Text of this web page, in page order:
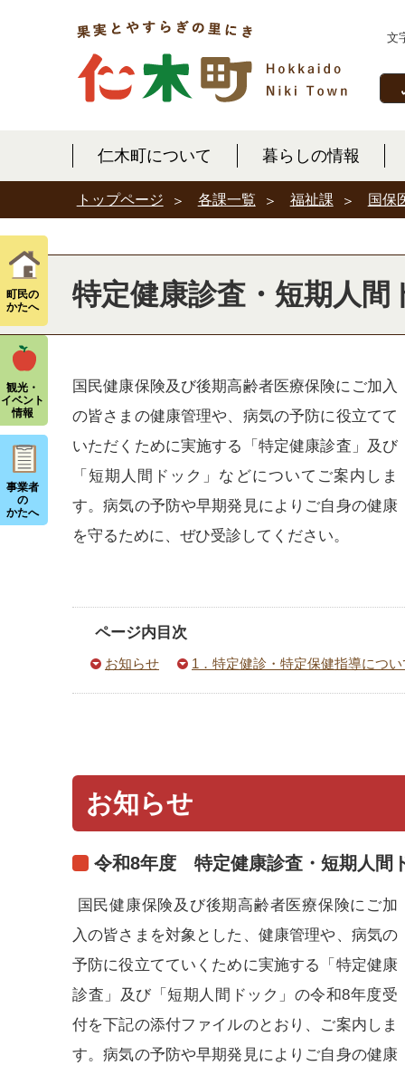
文
町民の
かたへ
観光・
イベント
情報
事業者
の
かたへ
仁木町について 暮らしの情報
トップページ 各課一覧 福祉課 国保
特定健康診査・短期人
国民健康保険及び後期高齢者医療保険にご加入
の皆さまの健康管理や、病気の予防に役立てて
いただくために実施する「特定健康診査」及び
「短期人間ドック」などについてご案内しま
す。病気の予防や早期発見によりご自身の健康
を守るために、ぜひ受診してください。
ページ内目次
お知らせ 1．特定健診・特定保健指導につい
お知らせ
令和8年度 特定健康診査・短期人間
国民健康保険及び後期高齢者医療保険にご加
入の皆さまを対象とした、健康管理や、病気の
予防に役立てていくために実施する「特定健康
診査」及び「短期人間ドック」の令和8年度受
付を下記の添付ファイルのとおり、ご案内しま
す。病気の予防や早期発見によりご自身の健康